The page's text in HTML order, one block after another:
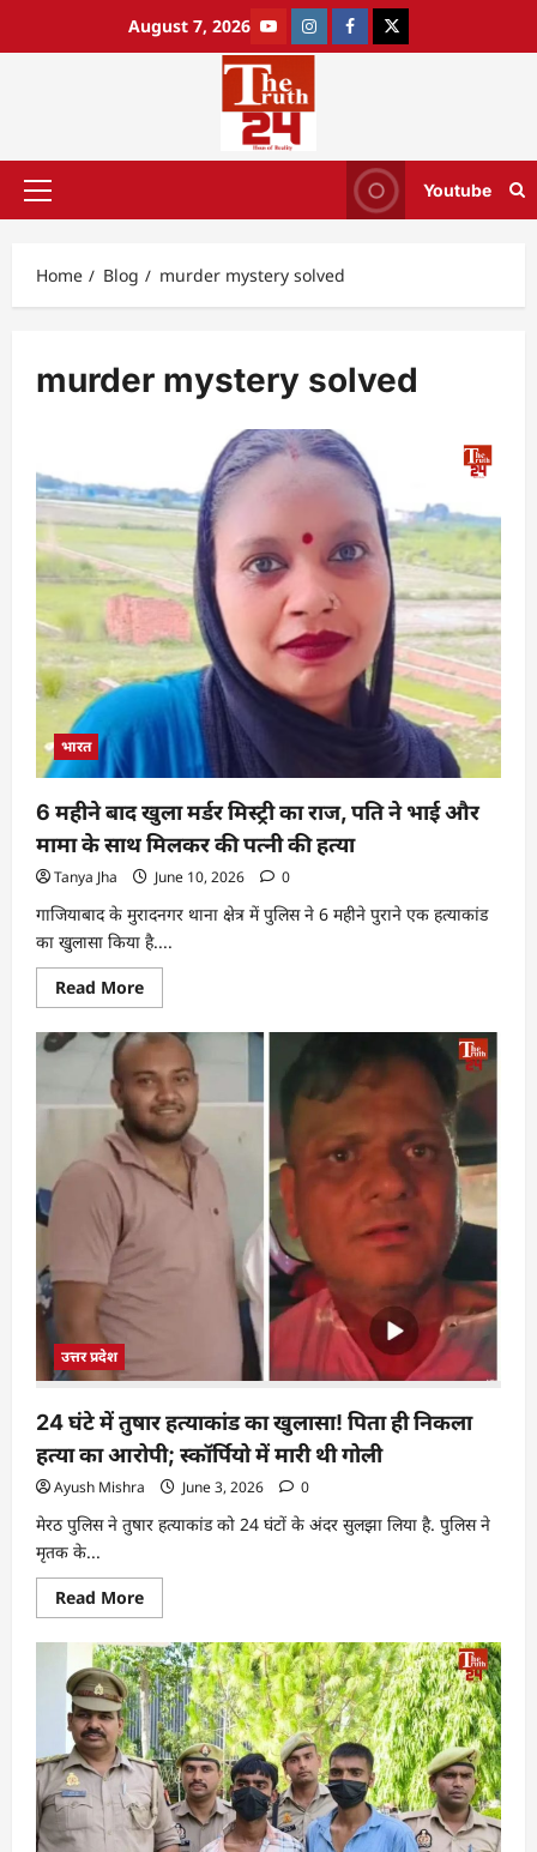
August 7, 2026
Youtube
Home Blog murder mystery solved
murder mystery solved
भारत
6 महीने बाद खुला मर्डर मिस्ट्री का राज, पति ने भाई और
मामा के साथ मिलकर की पत्नी की हत्या
Tanya Jha June 10, 2026 0
गाजियाबाद के मुरादनगर थाना क्षेत्र में पुलिस ने 6 महीने पुराने एक हत्याकांड
का खुलासा किया है....
Read More
उत्तर प्रदेश
24 घंटे में तुषार हत्याकांड का खुलासा! पिता ही निकला
हत्या का आरोपी; स्कॉर्पियो में मारी थी गोली
Ayush Mishra June 3, 2026 0
मेरठ पुलिस ने तुषार हत्याकांड को 24 घंटों के अंदर सुलझा लिया है. पुलिस ने
मृतक के...
Read More